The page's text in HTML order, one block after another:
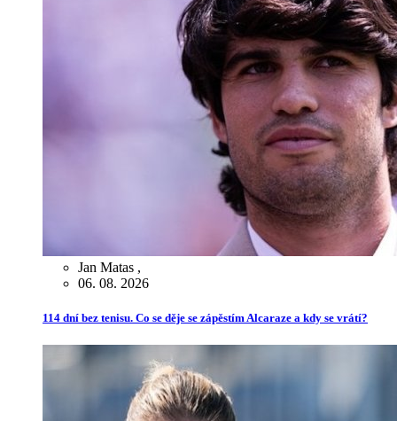
Jan Matas ,
06. 08. 2026
114 dní bez tenisu. Co se děje se zápěstím Alcaraze a kdy se vrátí?